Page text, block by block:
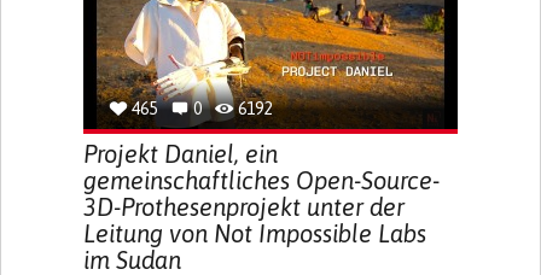
465 0 6192
Projekt Daniel, ein
gemeinschaftliches Open-Source-
3D-Prothesenprojekt unter der
Leitung von Not Impossible Labs
im Sudan